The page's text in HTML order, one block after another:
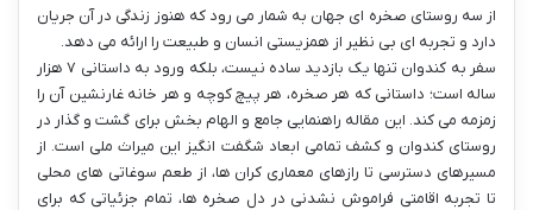
از سه روستای صخره ای جهان به شمار می رود که هنوز زندگی در آن جریان
دارد و تجربه ای بی نظیر از همزیستی انسان و طبیعت را ارائه می دهد.
سفر به کندوان تنها یک بازدید ساده نیست، بلکه ورود به داستانی ۷ هزار
ساله است؛ داستانی که هر صخره، هر پیچ کوچه و هر خانه غارنشین آن را
زمزمه می کند. این مقاله راهنمایی جامع و الهام بخش برای گشت و گذار در
روستای کندوان و کشف تمامی ابعاد شگفت انگیز این میراث ملی است. از
مسیرهای دسترسی تا رازهای معماری کران ها، از طعم سوغاتی های محلی
تا تجربه اقامتی فراموش نشدنی در دل صخره ها، تمام جزئیاتی که برای